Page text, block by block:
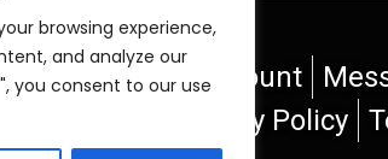
browsing experience,
and analyze our
you consent to our use
Home My Account
Privacy Policy